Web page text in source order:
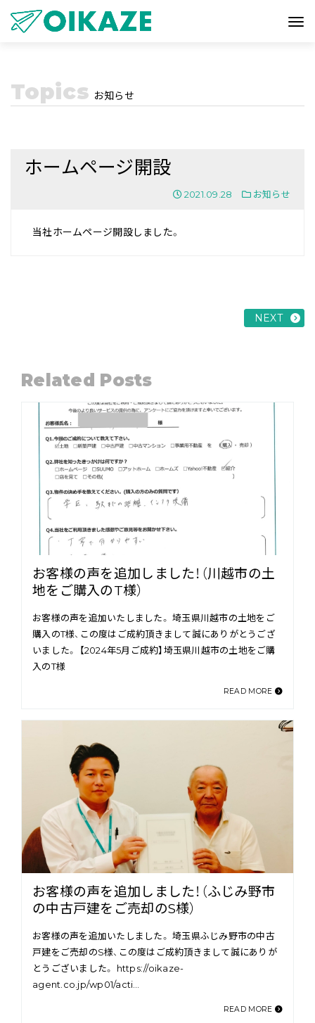
Topics お知らせ
ホームページ開設
2021.09.28 お知らせ
当社ホームページ開設しました。
NEXT
Related Posts
お客様の声を追加しました！（川越市の土
地をご購入のT様）
お客様の声を追加いたしました。 埼玉県川越市の土地をご
購入のT様、この度はご成約頂きまして誠にありがとうござ
いました。 【2024年5月ご成約】埼玉県川越市の土地をご購
入のT様
READ MORE
お客様の声を追加しました！（ふじみ野市
の中古戸建をご売却のS様）
お客様の声を追加いたしました。 埼玉県ふじみ野市の中古
戸建をご売却のS様、この度はご成約頂きまして誠にありが
とうございました。 https://oikaze-
agent.co.jp/wp01/acti…
READ MORE